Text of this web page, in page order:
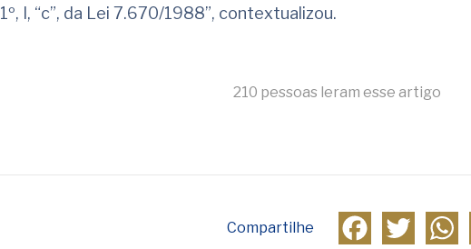
1º, I, “c”, da Lei 7.670/1988”, contextualizou.
210 pessoas leram esse artigo
Compartilhe Facebook
Twitter